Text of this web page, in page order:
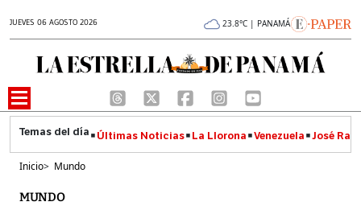
JUEVES 06 AGOSTO 2026 23.8°C | PANAMÁ
Últimas Noticias La Llorona Venezuela José
Inicio> Mundo
MUNDO